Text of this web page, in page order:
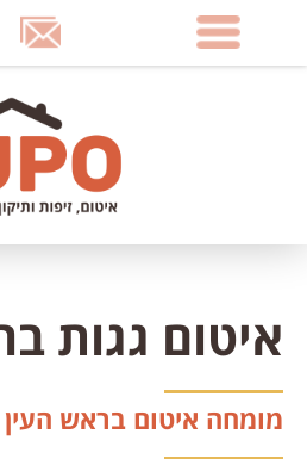
איטום גגות
מומחה איטום בראש העין